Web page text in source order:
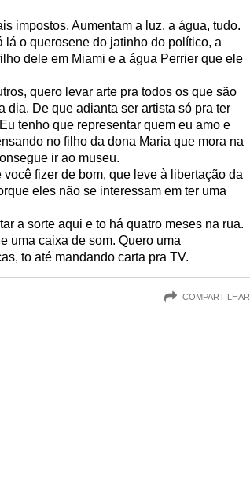
impostos. Aumentam a luz, a água, tudo.
lá o querosene do jatinho do político, a
dele em Miami e a água Perrier que ele
quero levar arte pra todos os que são
dia. De que adianta ser artista só pra ter
tenho que representar quem eu amo e
no filho da dona Maria que mora na
ir ao museu.
fizer de bom, que leve à libertação da
eles não se interessam em ter uma
a sorte aqui e to há quatro meses na rua.
uma caixa de som. Quero uma
to até mandando carta pra TV.
COMPARTILHAR